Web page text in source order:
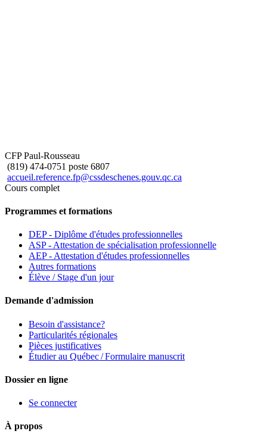
CFP Paul-Rousseau
(819) 474-0751 poste 6807
accueil.reference.fp@cssdeschenes.gouv.qc.ca
Cours complet
Programmes et formations
DEP - Diplôme d'études professionnelles
ASP - Attestation de spécialisation professionnelle
AEP - Attestation d'études professionnelles
Autres formations
Élève / Stage d'un jour
Demande d'admission
Besoin d'assistance?
Particularités régionales
Pièces justificatives
Étudier au Québec / Formulaire manuscrit
Dossier en ligne
Se connecter
À propos